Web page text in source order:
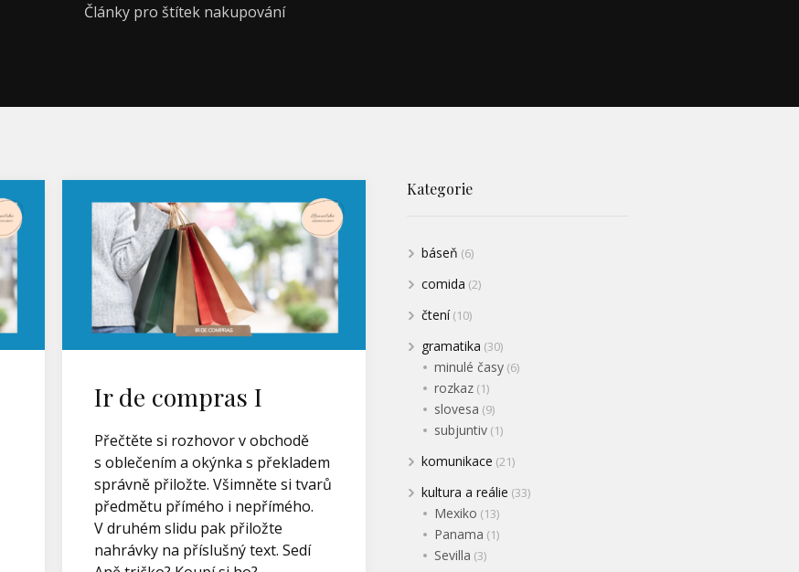
Články pro štítek nakupování
Ir de compras I
Přečtěte si rozhovor v obchodě
s oblečením a okýnka s překladem
správně přiložte. Všimněte si tvarů
předmětu přímého i nepřímého.
V druhém slidu pak přiložte
nahrávky na příslušný text. Sedí
Kategorie
báseň (6)
comida (2)
čtení(10)
gramatika (30)
minulé časy(6)
rozkaz(1)
slovesa (9)
subjuntiv(1)
komunikace (21)
kultura a reálie (33)
Mexiko (13)
Panama (1)
Sevilla (3)